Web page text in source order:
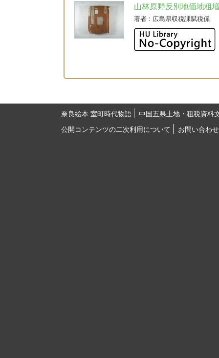
山林原野反別地価地租
著者 : 広島県収税課賦税係
奈良絵本 室町時代物語
中国五県土地・租税資料
公開コンテンツの二次利用について
お問い合わせ